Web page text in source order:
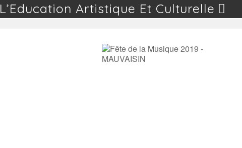
L’Education Artistique Et Culturelle